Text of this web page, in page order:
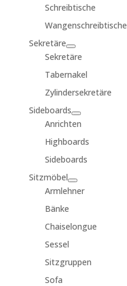
Schreibtische
Wangenschreibtische
Sekretäre
Sekretäre
Tabernakel
Zylindersekretäre
Sideboards
Anrichten
Highboards
Sideboards
Sitzmöbel
Armlehner
Bänke
Chaiselongue
Sessel
Sitzgruppen
Sofa